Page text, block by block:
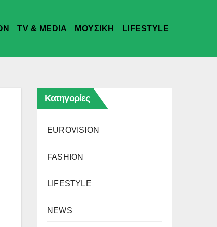
TV & MEDIA ΜΟΥΣΙΚΗ LIFESTYLE
Κατηγορίες
EUROVISION
FASHION
LIFESTYLE
NEWS